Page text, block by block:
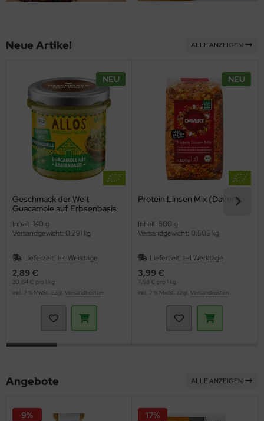
Neue Artikel ALLE ANZEIGEN
NEU
Geschmack der Welt
Guacamole auf Erbsenbasis
Inhalt: 140 g
Versandgewicht: 0,291 kg
Lieferzeit: 1-4 Werktage
2,89 €
20,64 € pro 1 kg
inkl. 7 % MwSt. zzgl. Versandkosten
NEU
Protein Linsen Mix (Davert)
Inhalt: 500 g
Versandgewicht: 0,505 kg
Lieferzeit: 1-4 Werktage
3,99 €
7,98 € pro 1 kg
inkl. 7 % MwSt. zzgl. Versandkosten
Angebote ALLE ANZEIGEN
9% 17%
& Süßungsmittel